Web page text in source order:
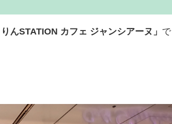
りんSTATION カフェ ジャンシアーヌ」 で